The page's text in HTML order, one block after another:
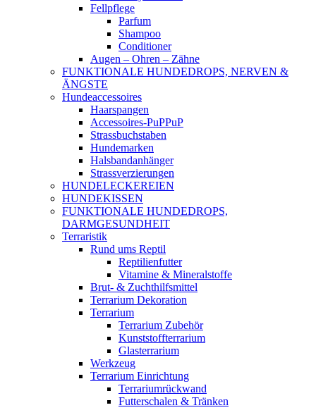
Fellpflege
Parfum
Shampoo
Conditioner
Augen – Ohren – Zähne
FUNKTIONALE HUNDEDROPS, NERVEN &
ÄNGSTE
Hundeaccessoires
Haarspangen
Accessoires-PuPPuP
Strassbuchstaben
Hundemarken
Halsbandanhänger
Strassverzierungen
HUNDELECKEREIEN
HUNDEKISSEN
FUNKTIONALE HUNDEDROPS,
DARMGESUNDHEIT
Terraristik
Rund ums Reptil
Reptilienfutter
Vitamine & Mineralstoffe
Brut- & Zuchthilfsmittel
Terrarium Dekoration
Terrarium
Terrarium Zubehör
Kunststoffterrarium
Glasterrarium
Werkzeug
Terrarium Einrichtung
Terrariumrückwand
Futterschalen & Tränken